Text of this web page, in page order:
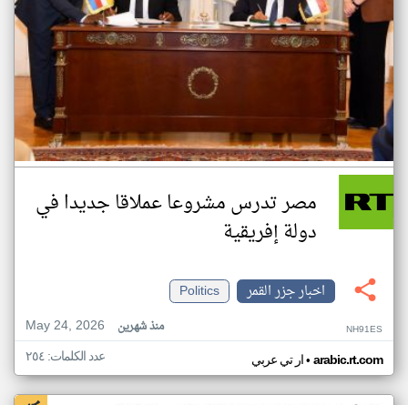
مصر تدرس مشروعا عملاقا جديدا في
دولة إفريقية
اخبار جزر القمر
Politics
May 24, 2026
منذ شهرين NH91ES
ار تي عربي• arabic.rt.com عدد الكلمات: ٢٥٤